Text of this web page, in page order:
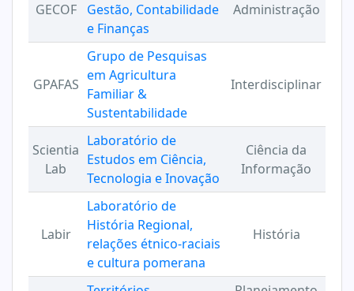
GECOF
Gestão, Contabilidade
e Finanças
Administração
GPAFAS
Grupo de Pesquisas
em Agricultura
Familiar &
Sustentabilidade
Interdisciplinar
Scientia
Lab
Laboratório de
Estudos em Ciência,
Tecnologia e Inovação
Ciência da
Informação
Labir
Laboratório de
História Regional,
relações étnico-raciais
e cultura pomerana
História